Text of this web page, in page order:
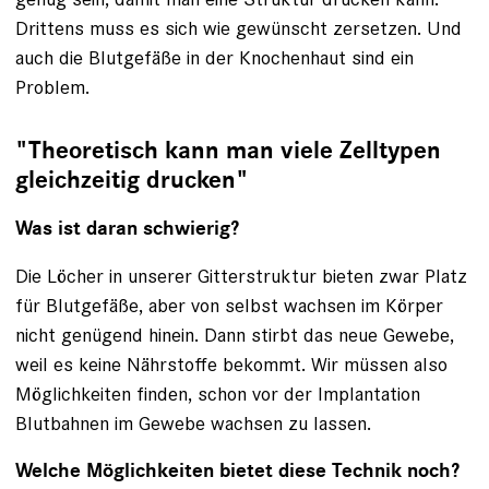
Drittens muss es sich wie gewünscht zersetzen. Und
auch die Blutgefäße in der Knochenhaut sind ein
Problem.
"Theoretisch kann man viele Zelltypen
gleichzeitig drucken"
Was ist daran schwierig?
Die Löcher in unserer Gitterstruktur bieten zwar Platz
für Blutgefäße, aber von selbst wachsen im Körper
nicht genügend hinein. Dann stirbt das neue Gewebe,
weil es keine Nährstoffe bekommt. Wir müssen also
Möglichkeiten finden, schon vor der Implantation
Blutbahnen im Gewebe wachsen zu lassen.
Welche Möglichkeiten bietet diese Technik noch?